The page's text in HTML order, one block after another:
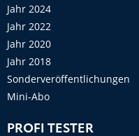
Jahr 2024
Jahr 2022
Jahr 2020
Jahr 2018
Sonderveröffentlichungen
Mini-Abo
PROFI TESTER